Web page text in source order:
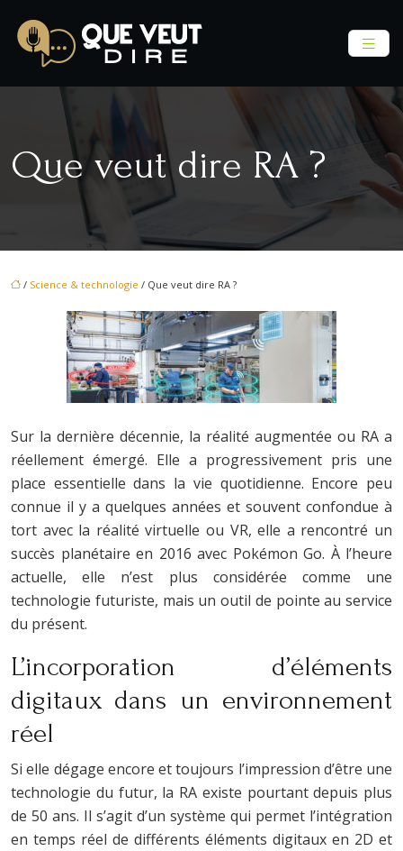
Que veut dire RA ?
/ Science & technologie / Que veut dire RA ?
Sur la dernière décennie, la réalité augmentée ou RA a
réellement émergé. Elle a progressivement pris une
place essentielle dans la vie quotidienne. Encore peu
connue il y a quelques années et souvent confondue à
tort avec la réalité virtuelle ou VR, elle a rencontré un
succès planétaire en 2016 avec Pokémon Go. À l’heure
actuelle, elle n’est plus considérée comme une
technologie futuriste, mais un outil de pointe au service
du présent.
L’incorporation d’éléments
digitaux dans un environnement
réel
Si elle dégage encore et toujours l’impression d’être une
technologie du futur, la RA existe pourtant depuis plus
de 50 ans. Il s’agit d’un système qui permet l’intégration
en temps réel de différents éléments digitaux en 2D et